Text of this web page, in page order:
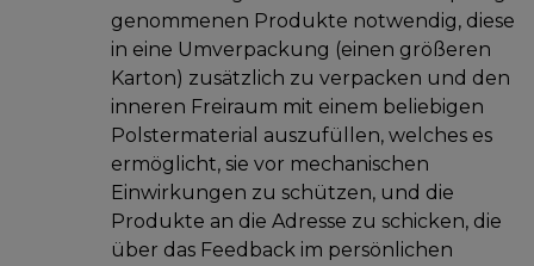
genommenen Produkte notwendig, diese
in eine Umverpackung (einen größeren
Karton) zusätzlich zu verpacken und den
inneren Freiraum mit einem beliebigen
Polstermaterial auszufüllen, welches es
ermöglicht, sie vor mechanischen
Einwirkungen zu schützen, und die
Produkte an die Adresse zu schicken, die
über das Feedback im persönlichen